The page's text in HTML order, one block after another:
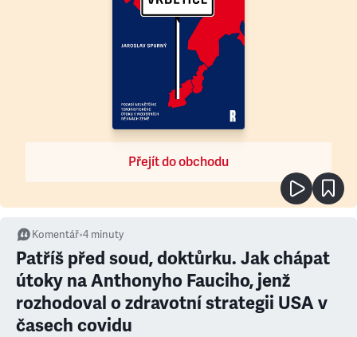
Přejít do obchodu
Komentář•4 minuty
Patříš před soud, doktůrku. Jak chápat
útoky na Anthonyho Fauciho, jenž
rozhodoval o zdravotní strategii USA v
časech covidu